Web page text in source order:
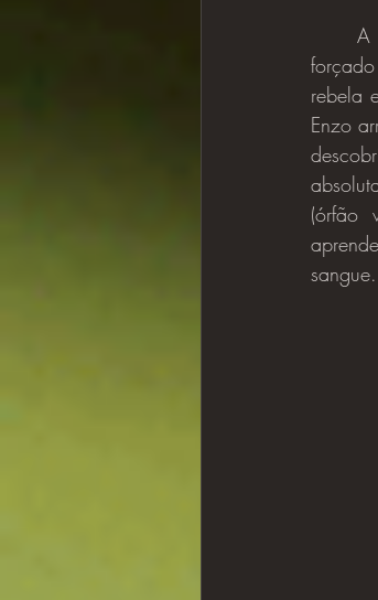
	A trama acompanha Enzo Favara, um jovem que, após uma infância brutal de trabalho
rebela
Enzo
(órfão
sangue.